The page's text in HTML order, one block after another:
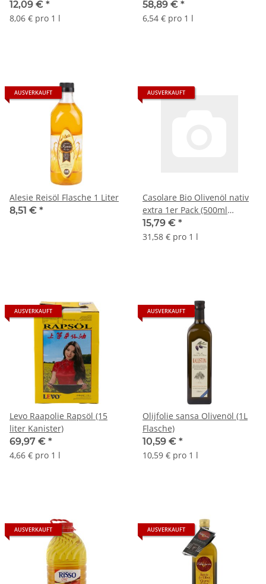
12,09 € *
8,06 € pro 1 l
58,89 € *
6,54 € pro 1 l
AUSVERKAUFT
Alesie Reisöl Flasche 1 Liter
8,51 € *
AUSVERKAUFT
Casolare Bio Olivenöl nativ
extra 1er Pack (500ml
Flasche)
15,79 € *
31,58 € pro 1 l
AUSVERKAUFT
Levo Raapolie Rapsöl (15
liter Kanister)
69,97 € *
4,66 € pro 1 l
AUSVERKAUFT
Olijfolie sansa Olivenöl (1L
Flasche)
10,59 € *
10,59 € pro 1 l
AUSVERKAUFT AUSVERKAUFT